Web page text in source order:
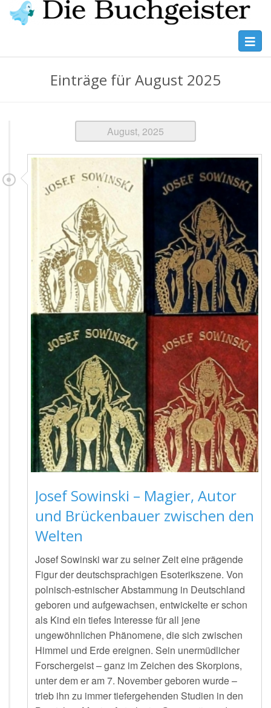
Skip
to
Buchgeister
Einträge für August 2025
August, 2025
Josef Sowinski – Magier, Autor
und Brückenbauer zwischen den
Welten
Josef Sowinski war zu seiner Zeit eine prägende
Figur der deutschsprachigen Esoterikszene. Von
polnisch-estnischer Abstammung in Deutschland
geboren und aufgewachsen, entwickelte er schon
als Kind ein tiefes Interesse für all jene
ungewöhnlichen Phänomene, die sich zwischen
Himmel und Erde ereignen. Sein unermüdlicher
Forschergeist – ganz im Zeichen des Skorpions,
unter dem er am 7. November geboren wurde –
trieb ihn zu immer tiefergehenden Studien in den